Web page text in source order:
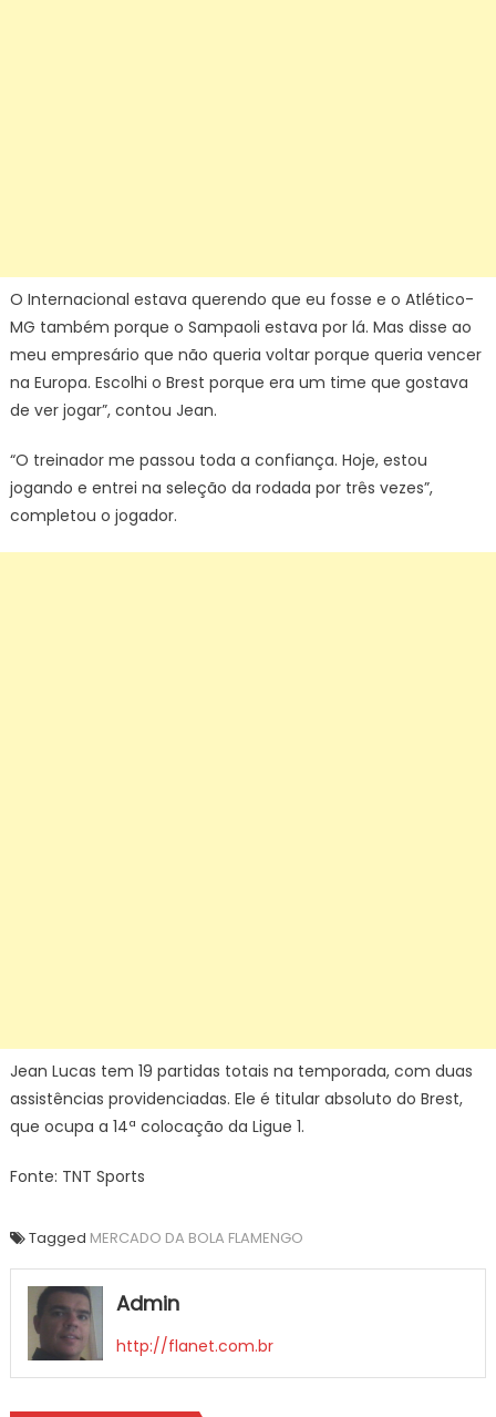
O Internacional estava querendo que eu fosse e o Atlético-
MG também porque o Sampaoli estava por lá. Mas disse ao
meu empresário que não queria voltar porque queria vencer
na Europa. Escolhi o Brest porque era um time que gostava
de ver jogar”, contou Jean.
“O treinador me passou toda a confiança. Hoje, estou
jogando e entrei na seleção da rodada por três vezes”,
completou o jogador.
Jean Lucas tem 19 partidas totais na temporada, com duas
assistências providenciadas. Ele é titular absoluto do Brest,
que ocupa a 14ª colocação da Ligue 1.
Fonte: TNT Sports
Tagged MERCADO DA BOLA FLAMENGO
Admin
http://flanet.com.br